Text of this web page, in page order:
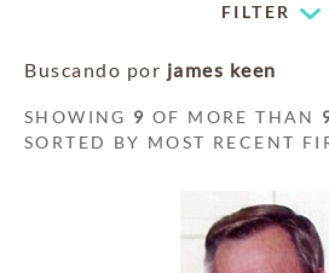
FILTER
Buscando por james keen
SHOWING 9 OF MORE THAN
SORTED BY MOST RECENT